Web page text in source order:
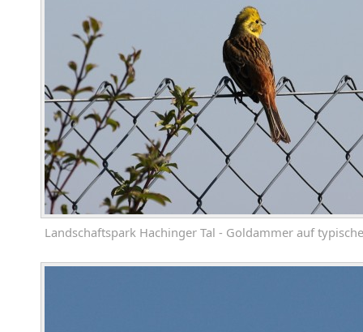
Landschaftspark Hachinger Tal - Goldammer auf